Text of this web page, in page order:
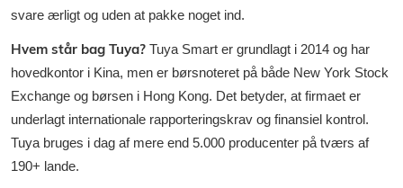
svare ærligt og uden at pakke noget ind.
Hvem står bag Tuya? Tuya Smart er grundlagt i 2014 og har
hovedkontor i Kina, men er børsnoteret på både New York Stock
Exchange og børsen i Hong Kong. Det betyder, at firmaet er
underlagt internationale rapporteringskrav og finansiel kontrol.
Tuya bruges i dag af mere end 5.000 producenter på tværs af
190+ lande.